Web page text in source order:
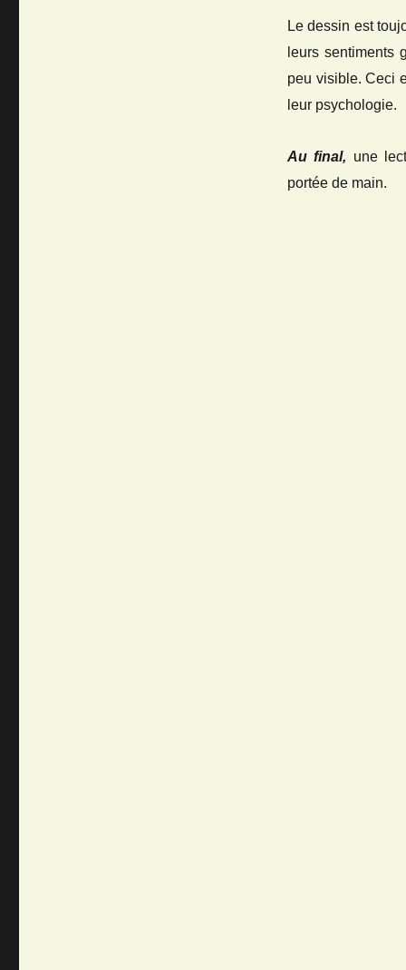
Le dessin est
leurs sentiments
peu visible. Ceci
leur psychologie.
Au final, une
portée de main.